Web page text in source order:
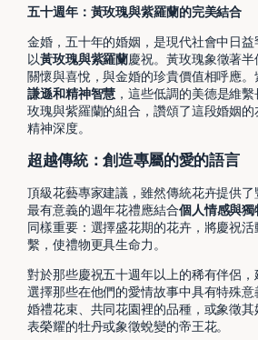
五十週年：黃玫瑰與紫羅蘭的完美結合
金婚，五十年的婚姻，是現代社會中日
以黃玫瑰與紫羅蘭慶祝。黃玫瑰象徵著半
關懷與喜悅，與金婚的珍貴價值相呼應
謙遜和精神智慧 ，這些低調的美德是維
玫瑰與紫羅蘭的組合，讚頌了這段婚姻
精神深度。
超越傳統：創造專屬的愛的語言
頂級花藝專家建議，雖然傳統花卉提供
最有意義的週年花禮應結合個人情感與獨
同樣重要：選擇盛花期的花卉，將慶祝
繫，使禮物更具生命力。
對於那些慶祝五十週年以上的稀有伴侶，
選擇那些在他們的愛情故事中具有特殊
婚禮花束、共同花園裡的品種，或象徵
表榮耀的牡丹或象徵蛻變的帝王花。